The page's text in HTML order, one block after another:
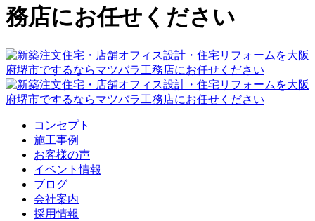
務店にお任せください
コンセプト
施工事例
お客様の声
イベント情報
ブログ
会社案内
採用情報